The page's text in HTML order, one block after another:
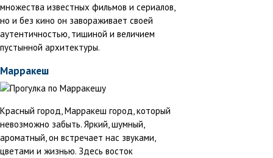
множества известных фильмов и сериалов,
но и без кино он завораживает своей
аутентичностью, тишиной и величием
пустынной архитектуры.
Марракеш
Красный город, Марракеш город, который
невозможно забыть. Яркий, шумный,
ароматный, он встречает нас звуками,
цветами и жизнью. Здесь восток